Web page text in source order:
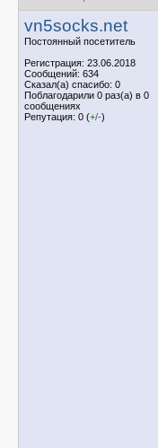
vn5socks.net
Постоянный посетитель
Регистрация: 23.06.2018
Сообщений: 634
Сказал(а) спасибо: 0
Поблагодарили 0 раз(а) в 0
сообщениях
Репутация: 0 (+/-)